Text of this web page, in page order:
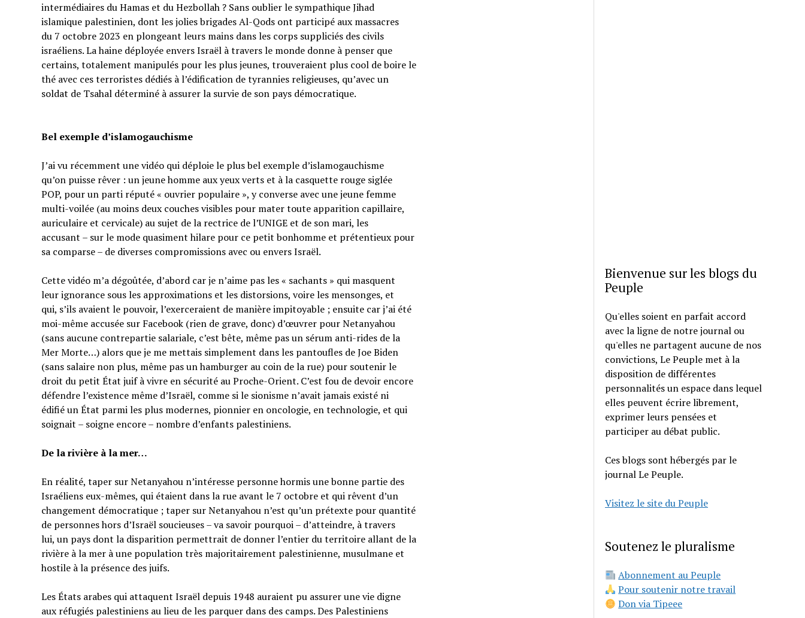
intermédiaires du Hamas et du Hezbollah ? Sans oublier le sympathique Jihad
islamique palestinien, dont les jolies brigades Al-Qods ont participé aux massacres
du 7 octobre 2023 en plongeant leurs mains dans les corps suppliciés des civils
israéliens. La haine déployée envers Israël à travers le monde donne à penser que
certains, totalement manipulés pour les plus jeunes, trouveraient plus cool de boire le
thé avec ces terroristes dédiés à l’édification de tyrannies religieuses, qu’avec un
soldat de Tsahal déterminé à assurer la survie de son pays démocratique.
Bel exemple d’islamogauchisme
J’ai vu récemment une vidéo qui déploie le plus bel exemple d’islamogauchisme
qu’on puisse rêver : un jeune homme aux yeux verts et à la casquette rouge siglée
POP, pour un parti réputé « ouvrier populaire », y converse avec une jeune femme
multi-voilée (au moins deux couches visibles pour mater toute apparition capillaire,
auriculaire et cervicale) au sujet de la rectrice de l’UNIGE et de son mari, les
accusant – sur le mode quasiment hilare pour ce petit bonhomme et prétentieux pour
sa comparse – de diverses compromissions avec ou envers Israël.
Cette vidéo m’a dégoûtée, d’abord car je n’aime pas les « sachants » qui masquent
leur ignorance sous les approximations et les distorsions, voire les mensonges, et
qui, s’ils avaient le pouvoir, l’exerceraient de manière impitoyable ; ensuite car j’ai été
moi-même accusée sur Facebook (rien de grave, donc) d’œuvrer pour Netanyahou
(sans aucune contrepartie salariale, c’est bête, même pas un sérum anti-rides de la
Mer Morte…) alors que je me mettais simplement dans les pantoufles de Joe Biden
(sans salaire non plus, même pas un hamburger au coin de la rue) pour soutenir le
droit du petit État juif à vivre en sécurité au Proche-Orient. C’est fou de devoir encore
défendre l’existence même d’Israël, comme si le sionisme n’avait jamais existé ni
édifié un État parmi les plus modernes, pionnier en oncologie, en technologie, et qui
soignait – soigne encore – nombre d’enfants palestiniens.
De la rivière à la mer…
En réalité, taper sur Netanyahou n’intéresse personne hormis une bonne partie des
Israéliens eux-mêmes, qui étaient dans la rue avant le 7 octobre et qui rêvent d’un
changement démocratique ; taper sur Netanyahou n’est qu’un prétexte pour quantité
de personnes hors d’Israël soucieuses – va savoir pourquoi – d’atteindre, à travers
lui, un pays dont la disparition permettrait de donner l’entier du territoire allant de la
rivière à la mer à une population très majoritairement palestinienne, musulmane et
hostile à la présence des juifs.
Les États arabes qui attaquent Israël depuis 1948 auraient pu assurer une vie digne
aux réfugiés palestiniens au lieu de les parquer dans des camps. Des Palestiniens
Bienvenue sur les blogs du
Peuple
Qu'elles soient en parfait accord
avec la ligne de notre journal ou
qu'elles ne partagent aucune de nos
convictions, Le Peuple met à la
disposition de différentes
personnalités un espace dans lequel
elles peuvent écrire librement,
exprimer leurs pensées et
participer au débat public.
Ces blogs sont hébergés par le
journal Le Peuple.
Visitez le site du Peuple
Soutenez le pluralisme
Abonnement au Peuple
Pour soutenir notre travail
Don via Tipeee